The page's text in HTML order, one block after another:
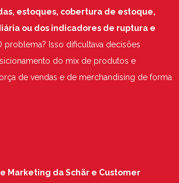
estoques, cobertura de estoque,
ou dos indicadores de ruptura e
problema? Isso dificultava decisões
do mix de produtos e
de vendas e de merchandising de forma
Marketing da Schär e Customer